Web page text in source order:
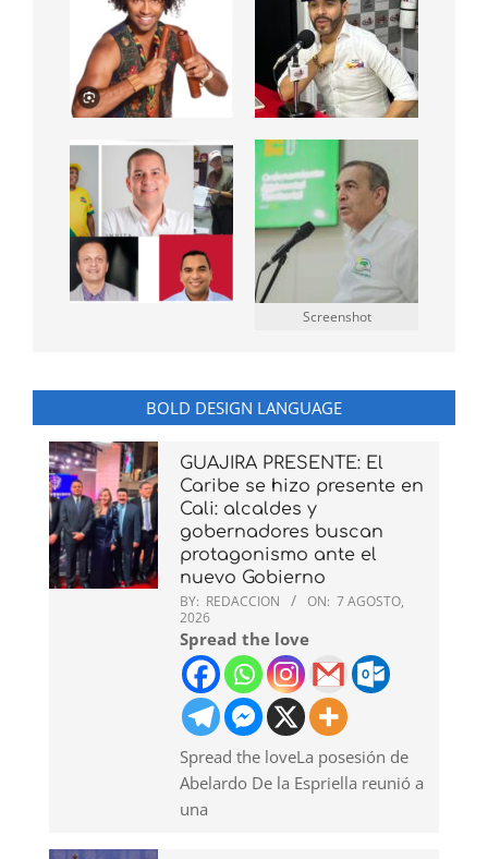
Screenshot
BOLD DESIGN LANGUAGE
GUAJIRA PRESENTE: El
Caribe se hizo presente en
Cali: alcaldes y
gobernadores buscan
protagonismo ante el
nuevo Gobierno
BY: REDACCION ON: 7 AGOSTO,
2026
Spread the love
Spread the loveLa posesión de
Abelardo De la Espriella reunió a
una